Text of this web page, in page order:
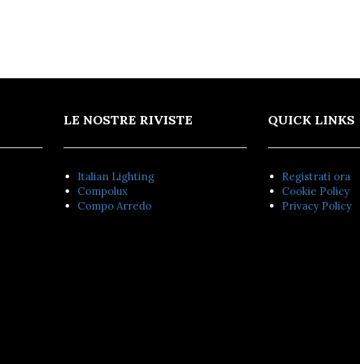
LE NOSTRE RIVISTE
Italian Lighting
Compolux
Compo Arredo
QUICK LINKS
Registrati ora
Cookie Policy
Privacy Policy